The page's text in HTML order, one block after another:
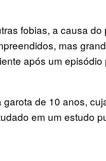
fobias, a causa
mas
após um
de 10 anos,
em um estudo